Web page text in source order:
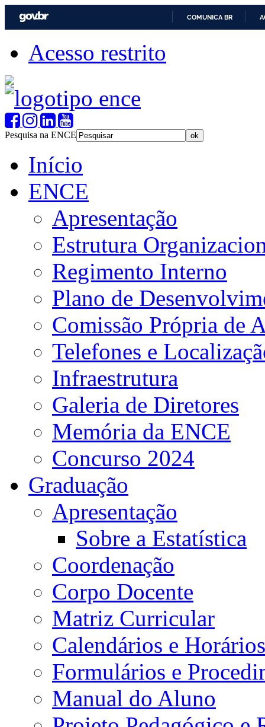
COMUNICA BR
Acesso restrito
Pesquisa na ENCE
Início
ENCE
Apresentação
Estrutura
Regimento Interno
Plano de
Comissão Própria de
Telefones e
Infraestrutura
Galeria de Diretores
Memória da ENCE
Concurso 2024
Graduação
Apresentação
Sobre a Estatística
Coordenação
Corpo Docente
Matriz Curricular
Calendários e Horários
Formulários e
Manual do Aluno